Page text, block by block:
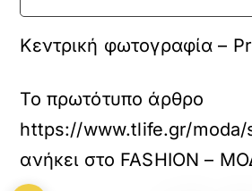
Κεντρική φωτογραφία –
Το πρωτότυπο άρθρο
https://www.tlife.gr/
ανήκει στο FASHION –